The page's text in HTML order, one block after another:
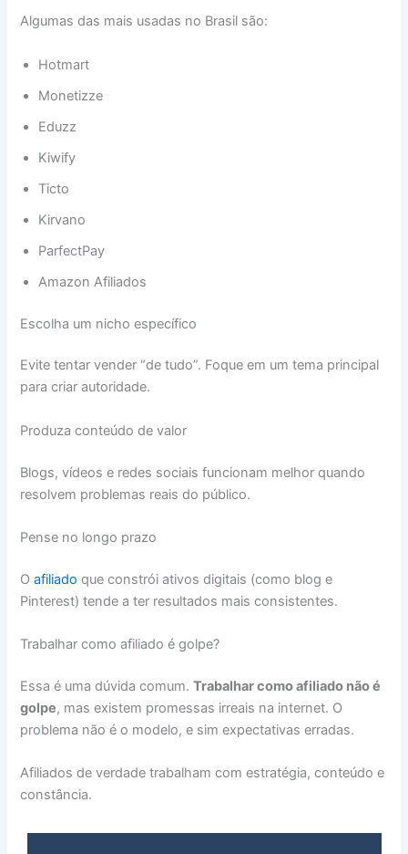
Algumas das mais usadas no Brasil são:
Hotmart
Monetizze
Eduzz
Kiwify
Ticto
Kirvano
ParfectPay
Amazon Afiliados
Escolha um nicho específico
Evite tentar vender “de tudo”. Foque em um tema principal
para criar autoridade.
Produza conteúdo de valor
Blogs, vídeos e redes sociais funcionam melhor quando
resolvem problemas reais do público.
Pense no longo prazo
Oafiliado que constrói ativos digitais (como blog e
Pinterest) tende a ter resultados mais consistentes.
Trabalhar como afiliado é golpe?
Essa é uma dúvida comum.Trabalhar como afiliado não é
golpe, mas existem promessas irreais na internet. O
problema não é o modelo, e sim expectativas erradas.
Afiliados de verdade trabalham com estratégia, conteúdo e
constância.